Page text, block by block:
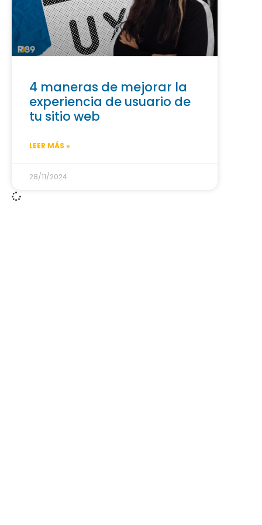
4 maneras de mejorar la
experiencia de usuario de
tu sitio web
LEER MÁS »
28/11/2024